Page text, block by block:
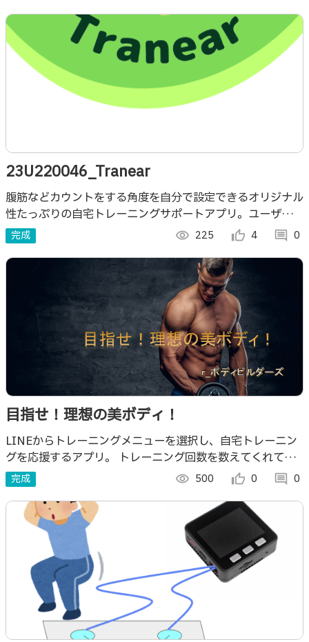
23U220046_Tranear
腹筋などカウントをする角度を自分で設定できるオリジナル
性たっぷりの自宅トレーニングサポートアプリ。ユーザにあ
ったトレーニングを提供します。
完成 visibility 225 thumb_up_alt 4 comment 0
目指せ！理想の美ボディ！
LINEからトレーニングメニューを選択し、自宅トレーニン
グを応援するアプリ。 トレーニング回数を数えてくれて、
最後に君を褒めたたえる！ 君もボディビルダーを目指して
頑張れ！
完成 visibility 500 thumb_up_alt 0 comment 0